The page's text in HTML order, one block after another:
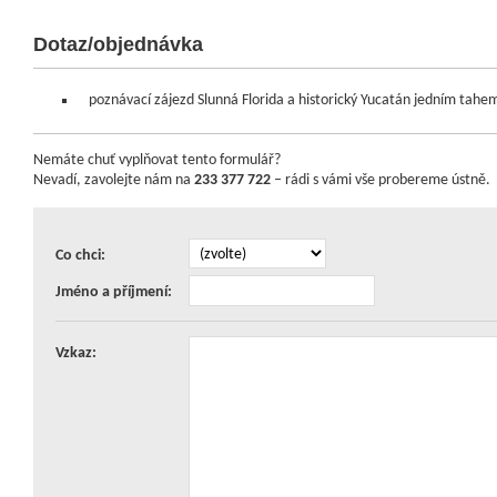
Dotaz/objednávka
poznávací zájezd Slunná Florida a historický Yucatán jedním
Nemáte chuť vyplňovat tento formulář?
Nevadí, zavolejte nám na 233 377 722 – rádi s vámi vše probereme ústně.
Co chci:
Jméno a příjmení:
Vzkaz: